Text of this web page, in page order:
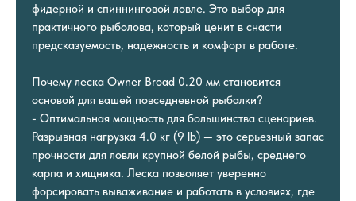
фидерной и спиннинговой ловле. Это выбор для
практичного рыболова, который ценит в снасти
предсказуемость, надежность и комфорт в работе.
Почему леска Owner Broad 0.20 мм становится
основой для вашей повседневной рыбалки?
- Оптимальная мощность для большинства сценариев.
Разрывная нагрузка 4.0 кг (9 lb) — это серьезный запас
прочности для ловли крупной белой рыбы, среднего
карпа и хищника. Леска позволяет уверенно
форсировать вываживание и работать в условиях, где